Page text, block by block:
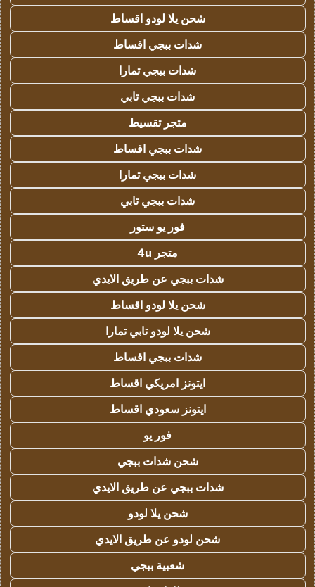
شحن يلا لودو اقساط
شدات ببجي اقساط
شدات ببجي تمارا
شدات ببجي تابي
متجر تقسيط
شدات ببجي اقساط
شدات ببجي تمارا
شدات ببجي تابي
فور يو ستور
متجر 4u
شدات ببجي عن طريق الايدي
شحن يلا لودو اقساط
شحن يلا لودو تابي تمارا
شدات ببجي اقساط
ايتونز امريكي اقساط
ايتونز سعودي اقساط
فور يو
شحن شدات ببجي
شدات ببجي عن طريق الايدي
شحن يلا لودو
شحن لودو عن طريق الايدي
شعبية ببجي